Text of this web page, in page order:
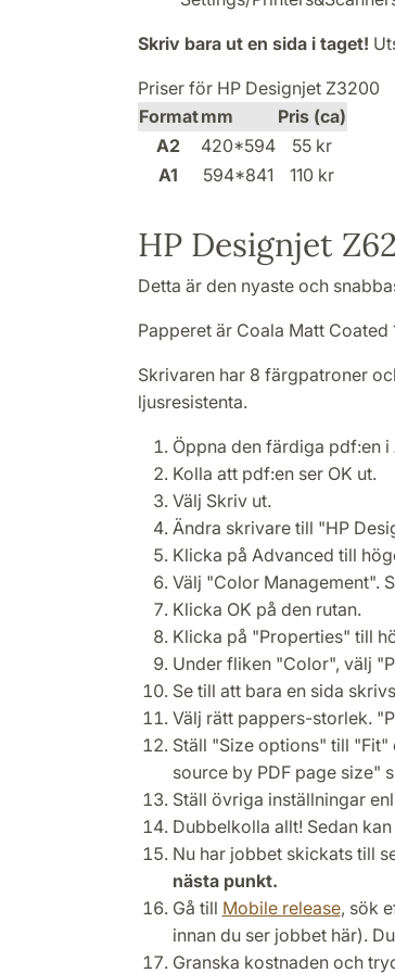
Skriv bara ut en sida i taget!
Priser för HP Designjet Z3200
Formatmm
Pris (ca)
A2
420*594
55 kr
A1
594*841 110 kr
HP Designjet
Detta är den nyaste och
Papperet är Coala Matt Coated
Skrivaren har 8 färgpatroner
ljusresistenta.
Öppna den färdiga pdf:en
Kolla att pdf:en ser OK ut.
Välj Skriv ut.
Ändra skrivare till "HP
Klicka på Advanced till
Välj "Color Management".
Klicka OK på den rutan.
Klicka på "Properties" till
Under fliken "Color", välj
Se till att bara en sida
Välj rätt pappers-storlek.
Ställ "Size options" till "Fit"
source by PDF page size"
Ställ övriga inställningar
Dubbelkolla allt! Sedan
Nu har jobbet skickats till
nästa punkt.
Gå till Mobile release, sök
innan du ser jobbet här).
Granska kostnaden och